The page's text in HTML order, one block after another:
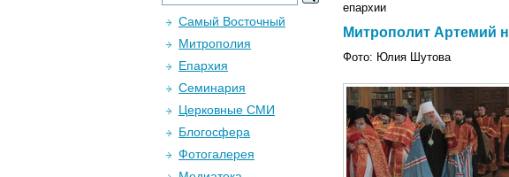
епархии
Митрополит Артемий
Фото: Юлия Шутова
Самый Восточный
Митрополия
Епархия
Семинария
Церковные СМИ
Блогосфера
Фотогалерея